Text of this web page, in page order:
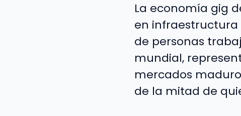
La economía gig
en
de personas
mundial,
mercados
de la mitad de